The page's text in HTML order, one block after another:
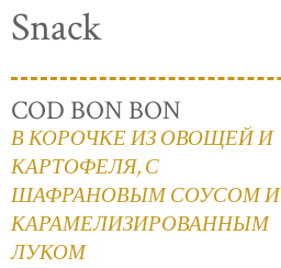
Snack
COD BON BON
В КОРОЧКЕ ИЗ ОВОЩЕЙ И
КАРТОФЕЛЯ, С
ШАФРАНОВЫМ СОУСОМ И
КАРАМЕЛИЗИРОВАННЫМ
ЛУКОМ